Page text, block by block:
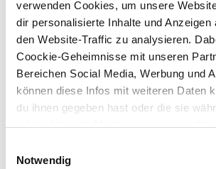
verwenden Cookies, um unsere
dir personalisierte Inhalte und Anzeigen
den Website-Traffic zu analysieren.
Coockie-Geheimnisse mit unseren
Bereichen Social Media, Werbung und
können diese Infos mit weiteren Daten
du ihnen gegeben hast oder die sie
wilden Internet-Abenteuer gesammelt
Notwendig
info@cannabis-kurier.com
Telefon: 0228-280 675 80
Mach mit in der